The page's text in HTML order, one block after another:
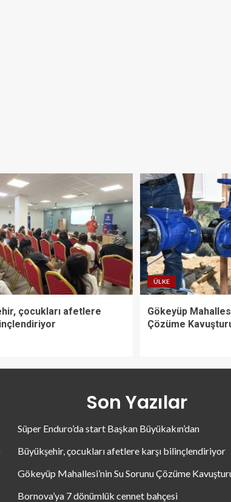
çocukları afetlere
ÜLKE
Gökeyüp
Çözüme
Son Yazılar
Süper Enduro’da start Başkan Büyükakın’dan
Büyükşehir, çocukları afetlere karşı bilinçlendiriyor
Gökeyüp Mahallesi’nin Su Sorunu Çözüme
Bornova’ya 7 dönümlük cennet bahçesi